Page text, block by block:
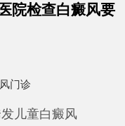
院检查白癜风要
门诊
儿童白癜风